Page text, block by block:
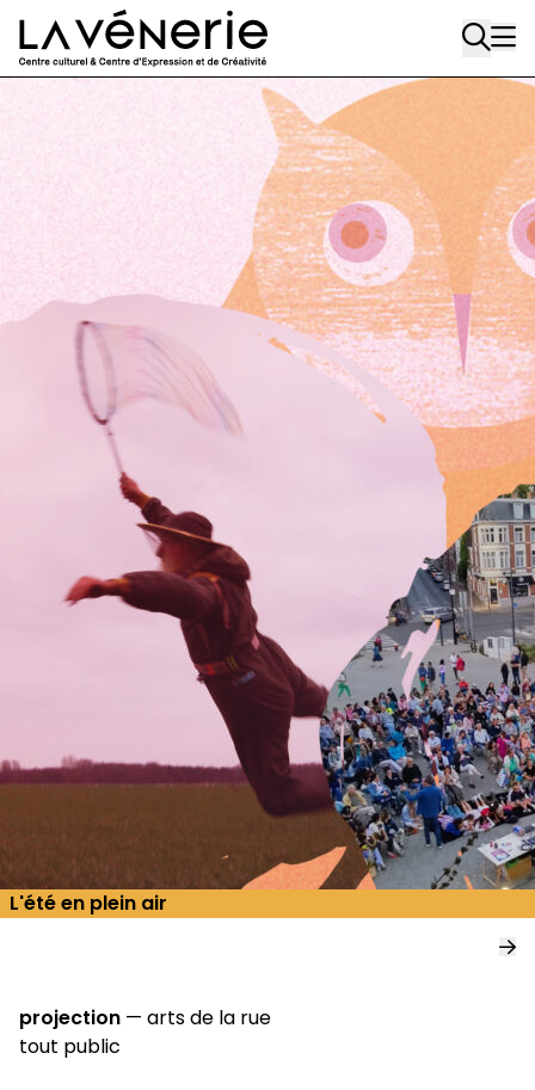
Aller au contenu principal
L'été en plein air
projection — arts de la rue
tout public